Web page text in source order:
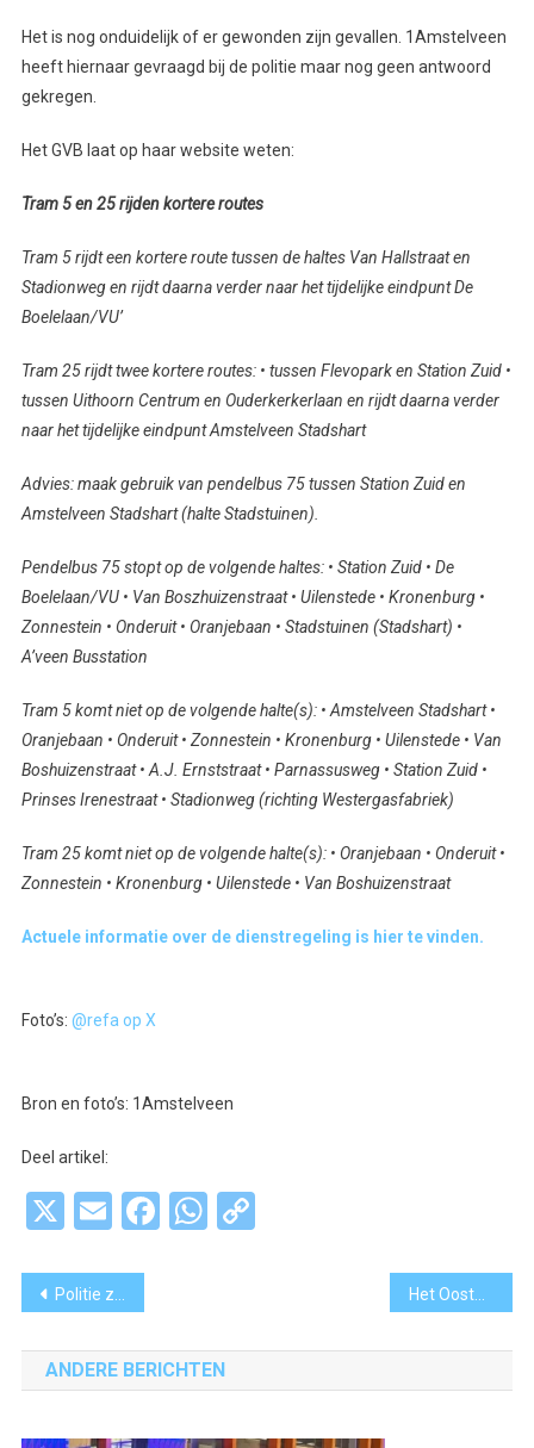
Het is nog onduidelijk of er gewonden zijn gevallen. 1Amstelveen
heeft hiernaar gevraagd bij de politie maar nog geen antwoord
gekregen.
Het GVB laat op haar website weten:
Tram 5 en 25 rijden kortere routes
Tram 5 rijdt een kortere route tussen de haltes Van Hallstraat en
Stadionweg en rijdt daarna verder naar het tijdelijke eindpunt De
Boelelaan/VU’
Tram 25 rijdt twee kortere routes: • tussen Flevopark en Station Zuid •
tussen Uithoorn Centrum en Ouderkerkerlaan en rijdt daarna verder
naar het tijdelijke eindpunt Amstelveen Stadshart
Advies: maak gebruik van pendelbus 75 tussen Station Zuid en
Amstelveen Stadshart (halte Stadstuinen).
Pendelbus 75 stopt op de volgende haltes: • Station Zuid • De
Boelelaan/VU • Van Boszhuizenstraat • Uilenstede • Kronenburg •
Zonnestein • Onderuit • Oranjebaan • Stadstuinen (Stadshart) •
A’veen Busstation
Tram 5 komt niet op de volgende halte(s): • Amstelveen Stadshart •
Oranjebaan • Onderuit • Zonnestein • Kronenburg • Uilenstede • Van
Boshuizenstraat • A.J. Ernststraat • Parnassusweg • Station Zuid •
Prinses Irenestraat • Stadionweg (richting Westergasfabriek)
Tram 25 komt niet op de volgende halte(s): • Oranjebaan • Onderuit •
Zonnestein • Kronenburg • Uilenstede • Van Boshuizenstraat
Actuele informatie over de dienstregeling is hier te vinden.
Foto’s: @refa op X
Bron en foto’s: 1Amstelveen
Deel artikel:
X EmailFacebook
WhatsApp
Copy
Bericht
navigatie
Politie zoekt getuigen en camerabeelden na strafbaar feit in Aalsmeer
ANDERE BERICHTEN